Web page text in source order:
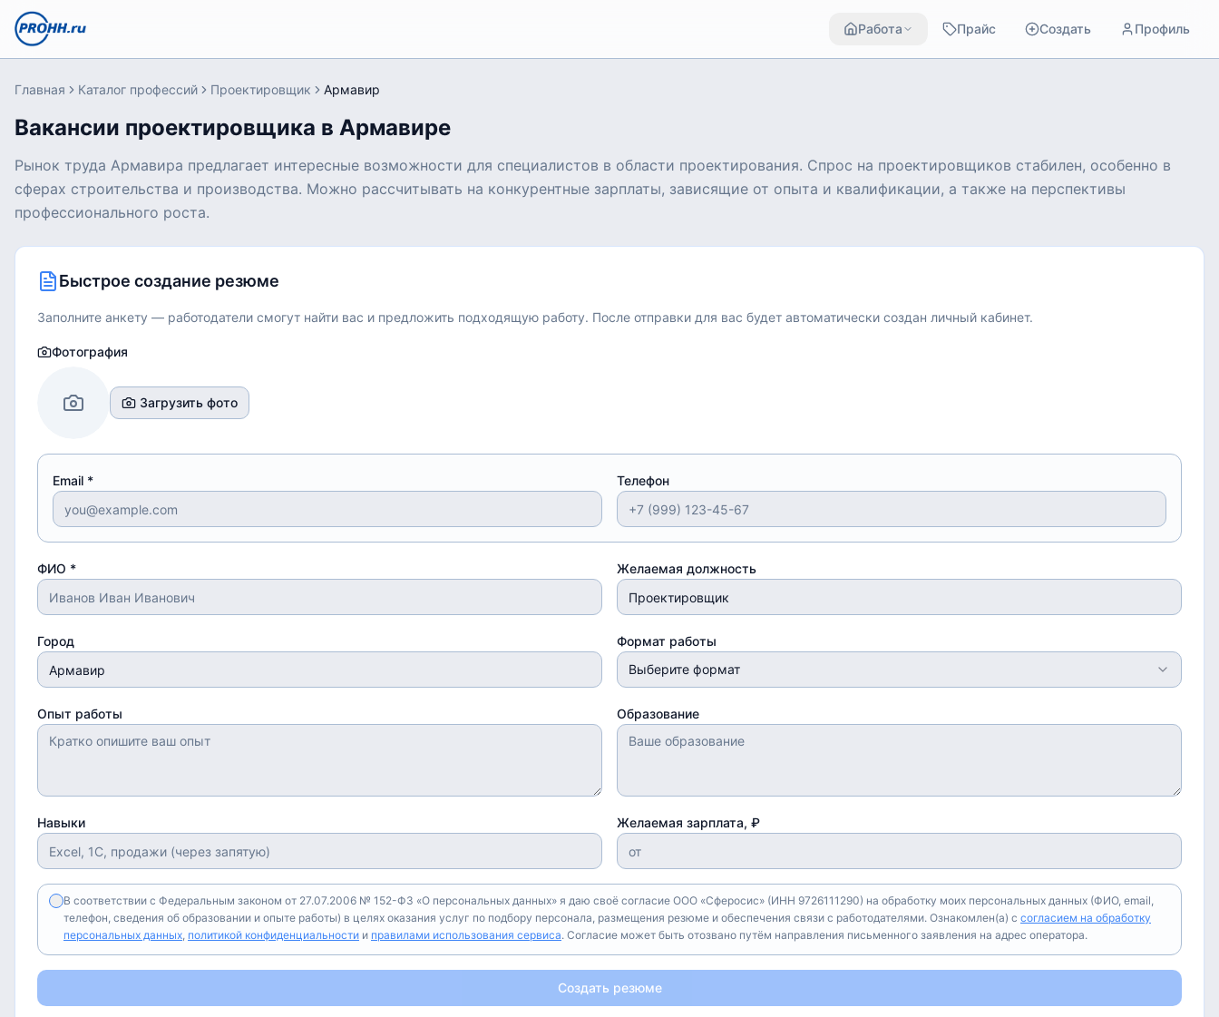
Работа Прайс Создать Профиль
Главная Каталог профессий Проектировщик Армавир
Вакансии проектировщика в Армавире
Рынок труда Армавира предлагает интересные возможности для специалистов в области проектирования. Спрос на проектировщиков стабилен, особенно в
сферах строительства и производства. Можно рассчитывать на конкурентные зарплаты, зависящие от опыта и квалификации, а также на перспективы
профессионального роста.
Быстрое создание резюме
Заполните анкету — работодатели смогут найти вас и предложить подходящую работу. После отправки для вас будет автоматически создан личный кабинет.
Фотография
Загрузить фото
Email * Телефон
ФИО * Желаемая должность
Город
Формат работы
Выберите формат
Опыт работы Образование
Навыки Желаемая зарплата, ₽
В соответствии с Федеральным законом от 27.07.2006 № 152-ФЗ «О персональных данных» я даю своё согласие ООО «Сферосис» (ИНН 9726111290) на обработку моих персональных данных (ФИО, email,
телефон, сведения об образовании и опыте работы) в целях оказания услуг по подбору персонала, размещения резюме и обеспечения связи с работодателями. Ознакомлен(а) с согласием на обработку
персональных данных, политикой конфиденциальности и правилами использования сервиса. Согласие может быть отозвано путём направления письменного заявления на адрес оператора.
Создать резюме